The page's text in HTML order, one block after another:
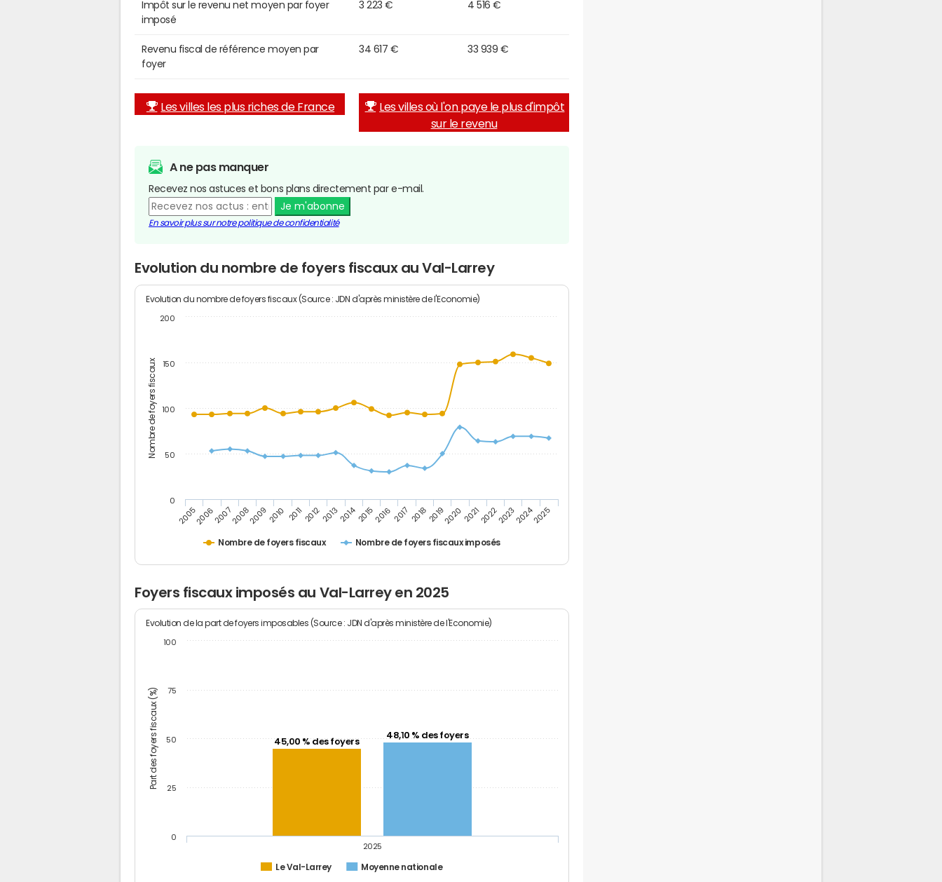
Impôt sur le revenu net moyen par foyer
imposé
3 223 € 4 516 €
Revenu fiscal de référence moyen par
foyer
34 617 € 33 939 €
Les villes les plus riches de France
Les villes où l'on paye le plus d'impôt
sur le revenu
A ne pas manquer
Recevez nos astuces et bons plans directement par e-mail.
Je m'abonne
En savoir plus sur notre politique de confidentialité
Evolution du nombre de foyers fiscaux au Val-Larrey
Nombre de foyers fiscaux
Evolution du nombre de foyers fiscaux (Source : JDN d'après ministère de l'Economie)
Nombre de foyers fiscaux Nombre de foyers fiscaux imposés
200520062007200820092010 201120122013201420152016 2017 20182019202020212022202320242025
0
50
100
150
200
Foyers fiscaux imposés au Val-Larrey en 2025
Part des foyers fiscaux (%)
Evolution de la part de foyers imposables (Source : JDN d'après ministère de l'Economie)
45,00 % des foyers
48,10 % des foyers
Le Val-Larrey Moyenne nationale
2025
0
25
50
75
100